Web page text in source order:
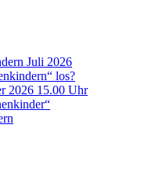
Juli 2026
los?
2026 15.00 Uhr